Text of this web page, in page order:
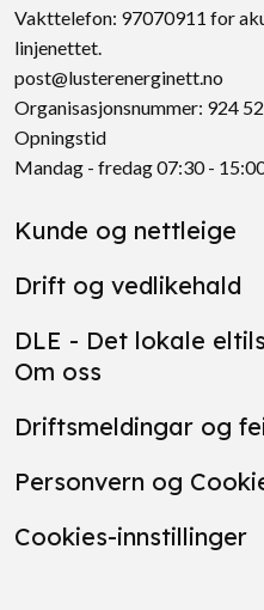
Vakttelefon: 97070911 for
linjenettet.
post@lusterenerginett.no
Organisasjonsnummer: 924
Opningstid
Mandag - fredag 07:30 -
Kunde og nettleige
Drift og vedlikehald
DLE - Det lokale
Om oss
Driftsmeldingar og
Personvern og
Cookies-innstillinger